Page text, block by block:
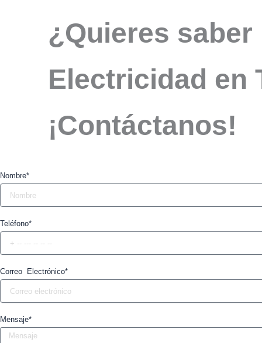
¿Quieres
Electricidad en
¡Contáctanos!
Nombre*
Teléfono*
Correo Electrónico*
Mensaje*